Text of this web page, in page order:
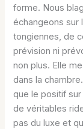
forme. Nous
échangeons
tongiennes, de
prévision ni
non plus. Elle
dans la
que le positif
de véritables
pas du luxe et